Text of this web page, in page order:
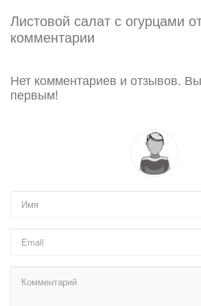
Листовой салат с огурцами
комментарии
Нет комментариев и отзывов.
первым!